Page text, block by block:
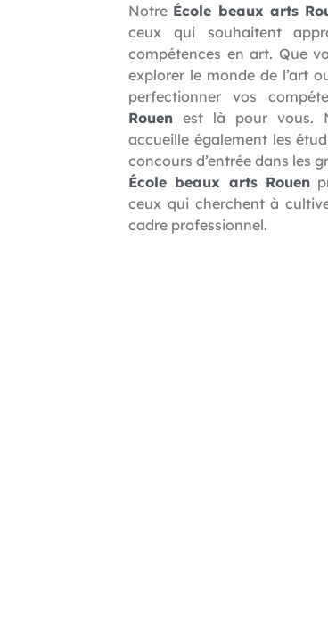
Notre École beaux arts
ceux qui souhaitent
compétences en art. Que
explorer le monde de l’art
perfectionner vos
Rouen est là pour vous.
accueille également les
concours d’entrée dans les
École beaux arts Rouen
ceux qui cherchent à
cadre professionnel.